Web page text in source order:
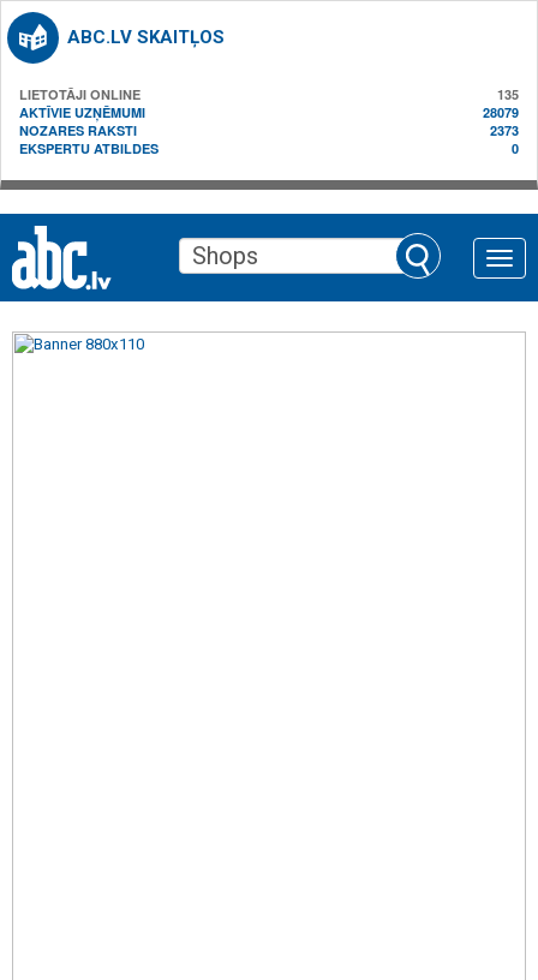
ABC.LV SKAITĻOS
LIETOTĀJI ONLINE
135
AKTĪVIE UZŅĒMUMI
28079
NOZARES RAKSTI
2373
EKSPERTU ATBILDES
0
Toggle